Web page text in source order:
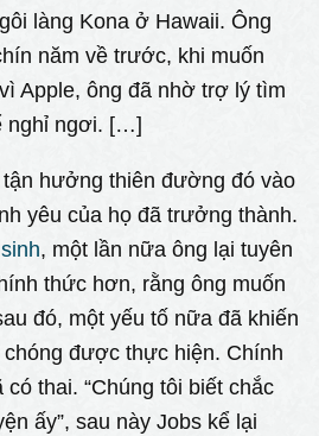
làng Kona ở Hawaii. Ông
năm về trước, khi muốn
Apple, ông đã nhờ trợ lý tìm
nghỉ ngơi. […]
hưởng thiên đường đó vào
yêu của họ đã trưởng thành.
, một lần nữa ông lại tuyên
thức hơn, rằng ông muốn
đó, một yếu tố nữa đã khiến
được thực hiện. Chính
thai. “Chúng tôi biết chắc
ấy”, sau này Jobs kể lại